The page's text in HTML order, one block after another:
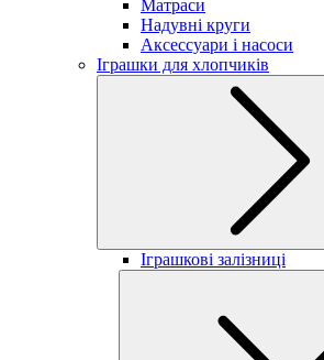
Матраси
Надувні круги
Аксессуари і насоси
Іграшки для хлопчиків
Іграшкові залізниці